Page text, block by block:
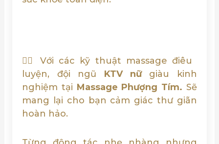
💆‍♂️ Với các kỹ thuật massage điêu
luyện, đội ngũ KTV nữgiàu kinh
nghiệm tại Massage Phượng Tím. Sẽ
mang lại cho bạn cảm giác thư giãn
hoàn hảo.